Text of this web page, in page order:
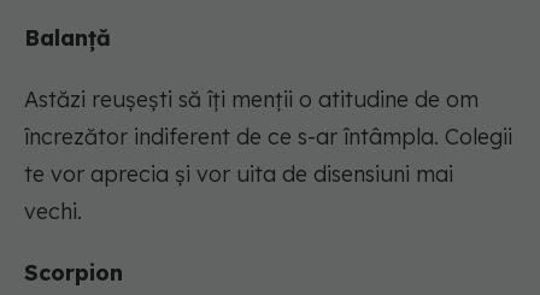
Balanță
Astăzi reușești să îți menții o atitudine de om
încrezător indiferent de ce s-ar întâmpla. Colegii
te vor aprecia și vor uita de disensiuni mai
vechi.
Scorpion